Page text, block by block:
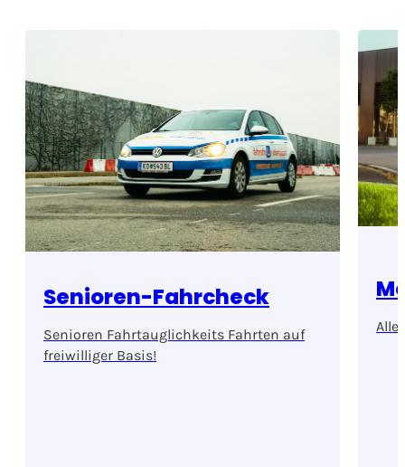
Senioren-Fahrcheck
Senioren Fahrtauglichkeits Fahrten auf
freiwilliger Basis!
Alle